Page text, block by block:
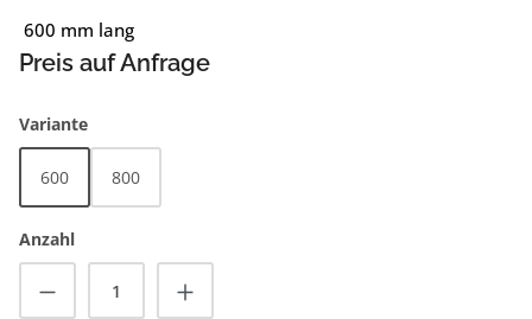
600 mm lang
Preis auf Anfrage
Varianteauswählen
600 800
Anzahl
Produkt Anzahl: Gib den gewünschten